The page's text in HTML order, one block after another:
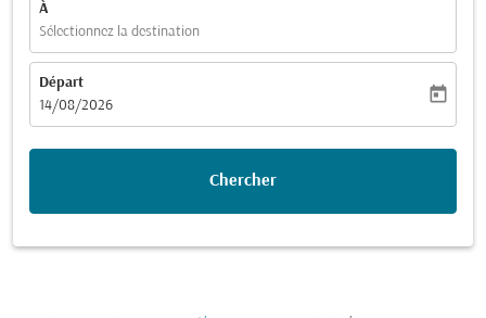
À
Sélectionnez la destination
Départ
fc-booking-departure-date-aria-label
14/08/2026
today
Chercher